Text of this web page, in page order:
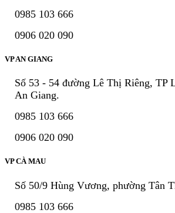
0985 103 666
0906 020 090
VP AN GIANG
Số 53 - 54 đường Lê Thị Riêng, TP
An Giang.
0985 103 666
0906 020 090
VP CÀ MAU
Số 50/9 Hùng Vương, phường Tân
0985 103 666